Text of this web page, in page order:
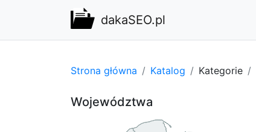
dakaSEO.pl
Strona główna Katalog Kategorie
Województwa